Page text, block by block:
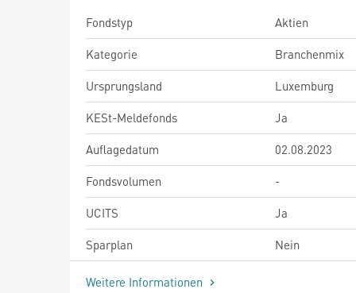
Fondstyp
Aktien
Kategorie
Branchenmix
Ursprungsland
Luxemburg
KESt-Meldefonds
Ja
Auflagedatum
02.08.2023
Fondsvolumen
-
UCITS
Ja
Sparplan
Nein
Weitere Informationen